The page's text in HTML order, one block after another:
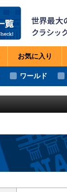
お気に 入り
ワールド